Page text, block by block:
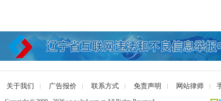
关于我们 广告报价 联系方式 免责声明 网站律师